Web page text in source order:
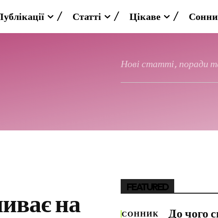
Статті Цікаве
Нові статті, поради
на
FEATURED
СОННИК До чого